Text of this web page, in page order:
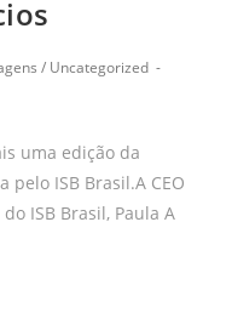
/ Uncategorized
uma edição da
ISB Brasil.A CEO
ISB Brasil, Paula A